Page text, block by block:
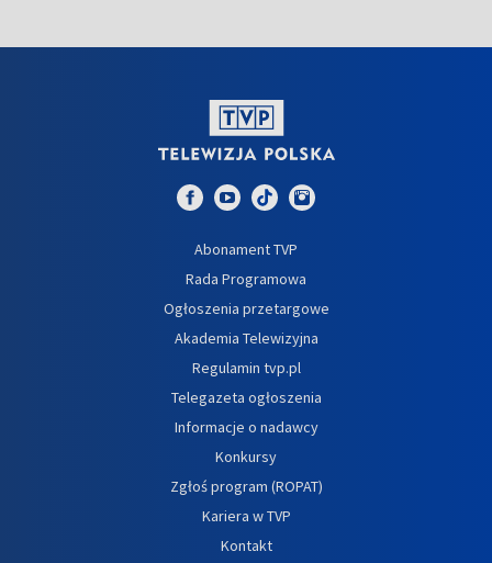
Abonament TVP
Rada Programowa
Ogłoszenia przetargowe
Akademia Telewizyjna
Regulamin tvp.pl
Telegazeta ogłoszenia
Informacje o nadawcy
Konkursy
Zgłoś program (ROPAT)
Kariera w TVP
Kontakt